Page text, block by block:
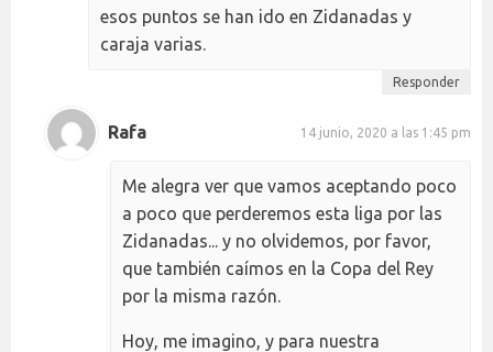
esos puntos se han ido en Zidanadas y
caraja varias.
Responder
Rafa 14 junio, 2020 a las 1:45 pm
Me alegra ver que vamos aceptando poco
a poco que perderemos esta liga por las
Zidanadas... y no olvidemos, por favor,
que también caímos en la Copa del Rey
por la misma razón.
Hoy, me imagino, y para nuestra